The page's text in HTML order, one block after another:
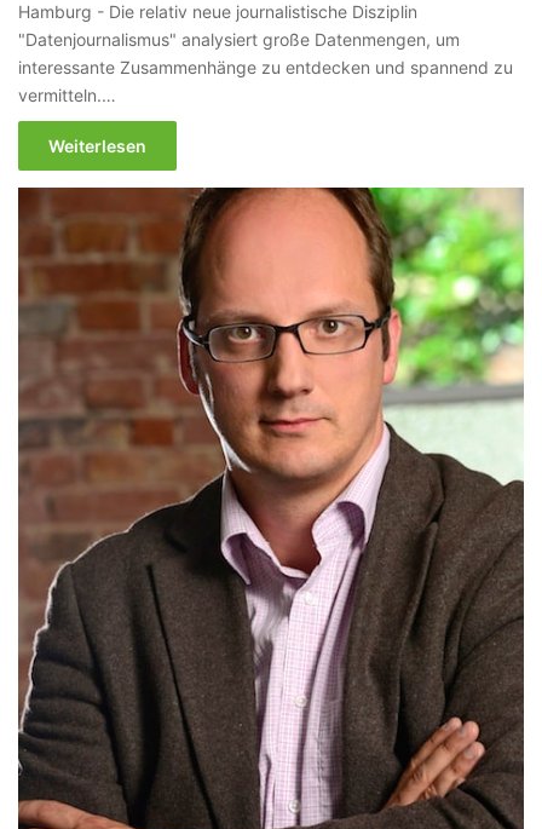
Hamburg - Die relativ neue journalistische Disziplin
"Datenjournalismus" analysiert große Datenmengen, um
interessante Zusammenhänge zu entdecken und spannend zu
vermitteln.…
Weiterlesen